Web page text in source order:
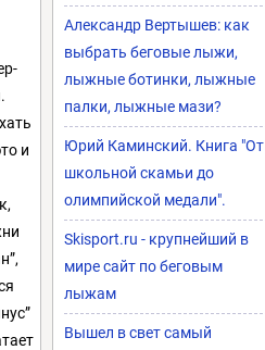
и
Александр Вертышев: как
выбрать беговые лыжи,
лыжные ботинки, лыжные
палки, лыжные мази?
Юрий Каминский. Книга "От
школьной скамьи до
олимпийской медали".
Skisport.ru - крупнейший в
мире сайт по беговым
лыжам
Вышел в свет самый